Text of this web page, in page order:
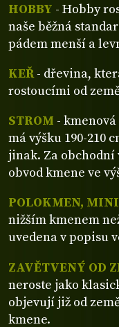
HOBBY - Hobby
naše běžná
pádem menší a
KEŘ- dřevina,
rostoucími od
STROM -
má výšku 190-210
jinak. Za obchodní
obvod kmene ve
POLOKMEN,
nižším kmenem
uvedena v popisu
ZAVĚTVENÝ OD
neroste jako
objevují již od
kmene.